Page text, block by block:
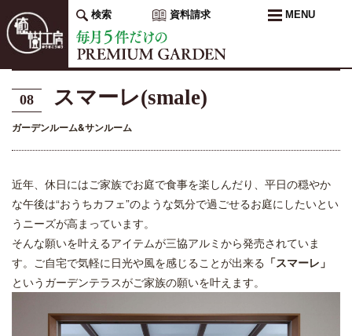
検索 資料請求 MENU
08 スマーレ(smale)
ガーデンルーム&サンルーム
近年、休日にはご家族でお庭で食事を楽しんだり、平日の穏やか
な午後は“おうちカフェ”のような気分で過ごせるお庭にしたいとい
うニーズが高まっています。
そんな願いを叶えるアイテムが三協アルミから発売されていま
す。ご自宅で気軽に日光や風を感じることが出来る 「スマーレ」
というガーデンテラスがご家族の願いを叶えます。